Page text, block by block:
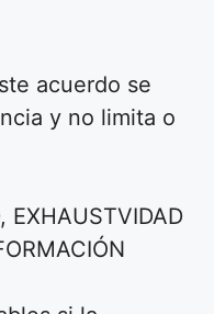
acuerdo se
y no limita o
EXHAUSTVIDAD